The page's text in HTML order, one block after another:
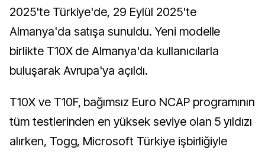
2025'te Türkiye'de, 29 Eylül 2025'te
Almanya'da satışa sunuldu. Yeni modelle
birlikte T10X de Almanya'da kullanıcılarla
buluşarak Avrupa'ya açıldı.
T10X ve T10F, bağımsız Euro NCAP programının
tüm testlerinden en yüksek seviye olan 5 yıldızı
alırken, Togg, Microsoft Türkiye işbirliğiyle